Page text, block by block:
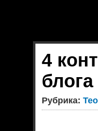
4
блога
Рубрика: